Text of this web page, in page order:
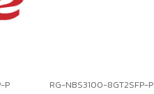
P RG-NBS3100-8GT2SFP-P